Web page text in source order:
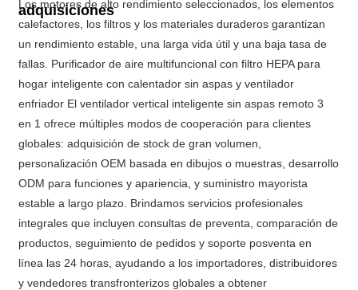
adquisiciones
Los motores de alto rendimiento seleccionados, los elementos
calefactores, los filtros y los materiales duraderos garantizan
un rendimiento estable, una larga vida útil y una baja tasa de
fallas. Purificador de aire multifuncional con filtro HEPA para
hogar inteligente con calentador sin aspas y ventilador
enfriador El ventilador vertical inteligente sin aspas remoto 3
en 1 ofrece múltiples modos de cooperación para clientes
globales: adquisición de stock de gran volumen,
personalización OEM basada en dibujos o muestras, desarrollo
ODM para funciones y apariencia, y suministro mayorista
estable a largo plazo. Brindamos servicios profesionales
integrales que incluyen consultas de preventa, comparación de
productos, seguimiento de pedidos y soporte posventa en
línea las 24 horas, ayudando a los importadores, distribuidores
y vendedores transfronterizos globales a obtener